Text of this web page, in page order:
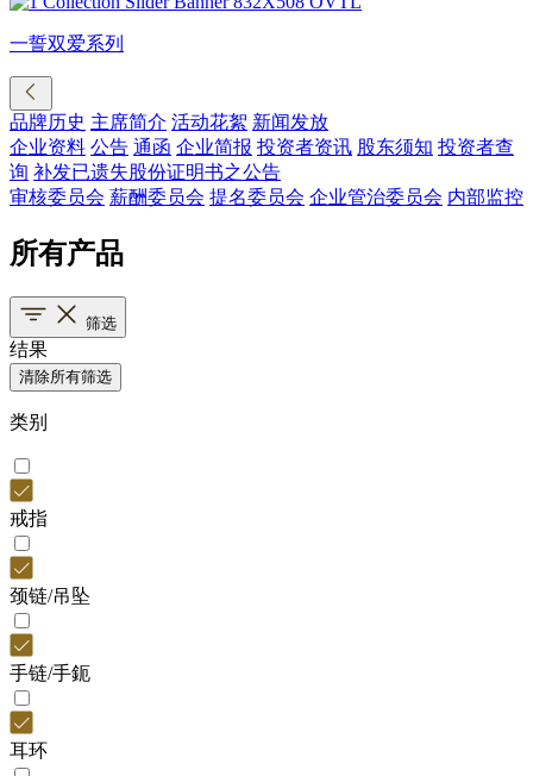
一誓双爱系列
品牌历史 主席简介 活动花絮 新闻发放
企业资料 公告 通函 企业简报 投资者资讯 股东须知 投资者查
询 补发已遗失股份证明书之公告
审核委员会 薪酬委员会 提名委员会 企业管治委员会 内部监控
所有产品
筛选
结果
清除所有筛选
类别
戒指
颈链/吊坠
手链/手鈪
耳环